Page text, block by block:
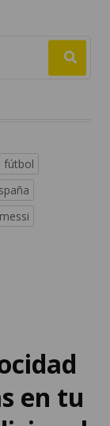
fútbol
messi
en tu